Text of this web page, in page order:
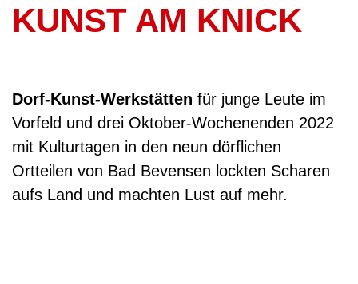
WORKSHOPS COWORKING KONTAKT
KUNST AM KNICK
Dorf-Kunst-Werkstätten für junge Leute im
Vorfeld und drei Oktober-Wochenenden 2022
mit Kulturtagen in den neun dörflichen
Ortteilen von Bad Bevensen lockten Scharen
aufs Land und machten Lust auf mehr.